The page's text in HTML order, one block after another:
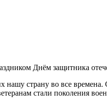
Днём защитника
страну во все
стали поколения